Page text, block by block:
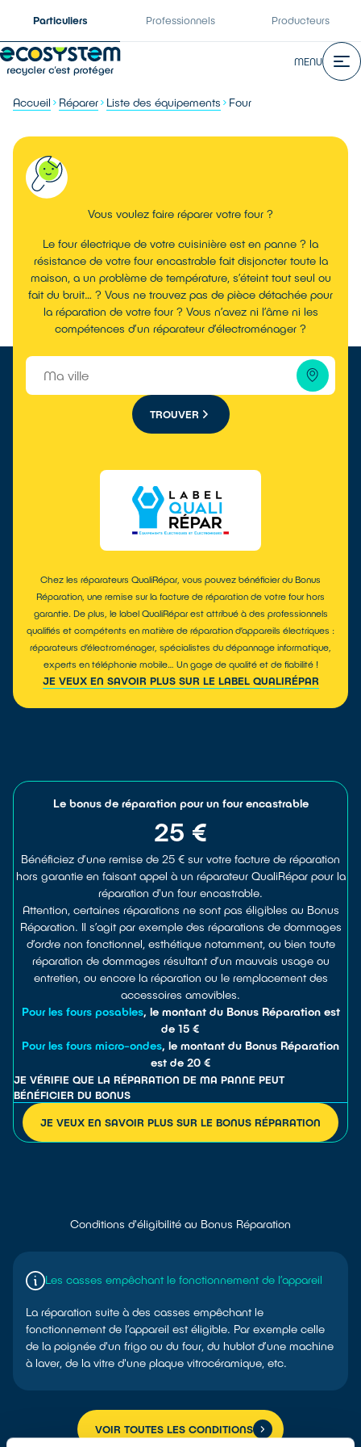
Particuliers Professionnels Producteurs
MENU
Accueil Réparer Liste des équipements Four
Vous voulez faire réparer votre four ?
Le four électrique de votre cuisinière est en panne ? la
résistance de votre four encastrable fait disjoncter toute la
maison, a un problème de température, s’éteint tout seul ou
fait du bruit… ? Vous ne trouvez pas de pièce détachée pour
la réparation de votre four ? Vous n’avez ni l’âme ni les
compétences d’un réparateur d’électroménager ?
TROUVER
Chez les réparateurs QualiRépar, vous pouvez bénéficier du Bonus
Réparation, une remise sur la facture de réparation de votre four hors
garantie. De plus, le label QualiRépar est attribué à des professionnels
qualifiés et compétents en matière de réparation d’appareils électriques :
réparateurs d’électroménager, spécialistes du dépannage informatique,
experts en téléphonie mobile… Un gage de qualité et de fiabilité !
JE VEUX EN SAVOIR PLUS SUR LE LABEL QUALIRÉPAR
Le bonus de réparation pour un four encastrable
25 €
Bénéficiez d’une remise de 25 € sur votre facture de réparation
hors garantie en faisant appel à un réparateur QualiRépar pour la
réparation d'un four encastrable.
Attention, certaines réparations ne sont pas éligibles au Bonus
Réparation. Il s’agit par exemple des réparations de dommages
d’ordre non fonctionnel, esthétique notamment, ou bien toute
réparation de dommages résultant d’un mauvais usage ou
entretien, ou encore la réparation ou le remplacement des
accessoires amovibles.
Pour les fours posables, le montant du Bonus Réparation est
de 15 €
Pour les fours micro-ondes, le montant du Bonus Réparation
est de 20 €
JE VÉRIFIE QUE LA RÉPARATION DE MA PANNE PEUT
BÉNÉFICIER DU BONUS
JE VEUX EN SAVOIR PLUS SUR LE BONUS RÉPARATION
Conditions d'éligibilité au Bonus Réparation
Les casses empêchant le fonctionnement de l’appareil
La réparation suite à des casses empêchant le
fonctionnement de l’appareil est éligible. Par exemple celle
de la poignée d'un frigo ou du four, du hublot d’une machine
à laver, de la vitre d'une plaque vitrocéramique, etc.
VOIR TOUTES LES CONDITIONS